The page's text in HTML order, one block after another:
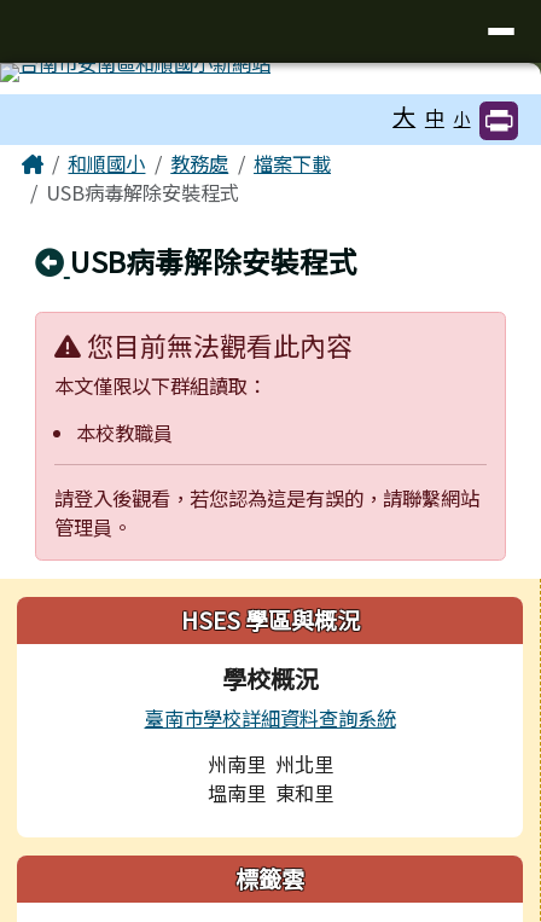
大 中 小
主內容區域
Home和順國小 教務處
檔案下載
USB病毒解除安裝程式
回上頁
USB病毒解除安裝程式
您目前無法觀看此內容
本文僅限以下群組讀取：
本校教職員
請登入後觀看，若您認為這是有誤的，請聯繫網站
管理員。
左邊區域內容HSES 學區與概況
學校概況
臺南市學校詳細資料查詢系統
州南里 州北里
塭南里 東和里
標籤雲
頁尾區域